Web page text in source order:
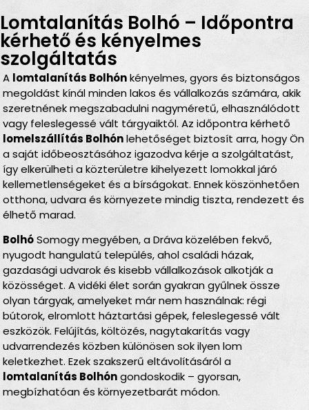
Lomtalanítás Bolhó – Időpontra
kérhető és kényelmes
szolgáltatás
A lomtalanítás Bolhónkényelmes, gyors és biztonságos
megoldást kínál minden lakos és vállalkozás számára, akik
szeretnének megszabadulni nagyméretű, elhasználódott
vagy feleslegessé vált tárgyaiktól. Az időpontra kérhető
lomelszállítás Bolhónlehetőséget biztosít arra, hogy Ön
a saját időbeosztásához igazodva kérje a szolgáltatást,
így elkerülheti a közterületre kihelyezett lomokkal járó
kellemetlenségeket és a bírságokat. Ennek köszönhetően
otthona, udvara és környezete mindig tiszta, rendezett és
élhető marad.
BolhóSomogy megyében, a Dráva közelében fekvő,
nyugodt hangulatú település, ahol családi házak,
gazdasági udvarok és kisebb vállalkozások alkotják a
közösséget. A vidéki élet során gyakran gyűlnek össze
olyan tárgyak, amelyeket már nem használnak: régi
bútorok, elromlott háztartási gépek, feleslegessé vált
eszközök. Felújítás, költözés, nagytakarítás vagy
udvarrendezés közben különösen sok ilyen lom
keletkezhet. Ezek szakszerű eltávolításáról a
lomtalanítás Bolhóngondoskodik – gyorsan,
megbízhatóan és környezetbarát módon.